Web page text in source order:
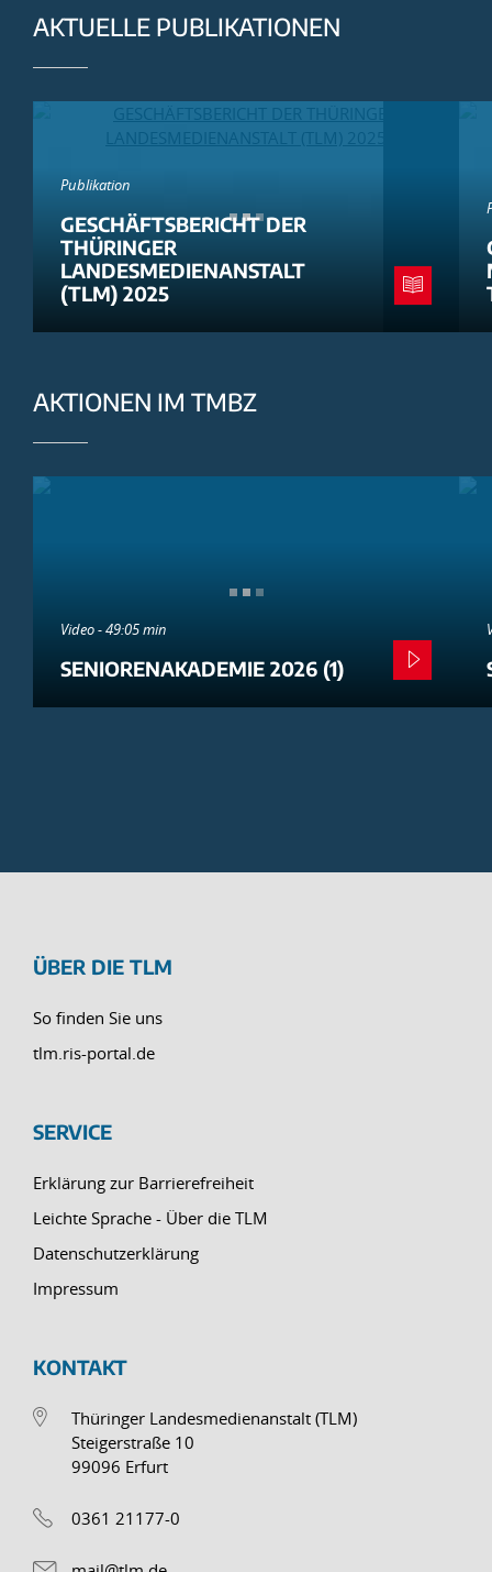
AKTUELLE PUBLIKATIONEN
Publikation
GESCHÄFTSBERICHT DER
THÜRINGER
LANDESMEDIENANSTALT
(TLM) 2025
AKTIONEN IM TMBZ
Video - 49:05 min
SENIORENAKADEMIE 2026 (1)
ÜBER DIE TLM
So finden Sie uns
tlm.ris-portal.de
SERVICE
Erklärung zur Barrierefreiheit
Leichte Sprache - Über die TLM
Datenschutzerklärung
Impressum
KONTAKT
Thüringer Landesmedienanstalt (TLM)
Steigerstraße 10
99096 Erfurt
0361 21177-0